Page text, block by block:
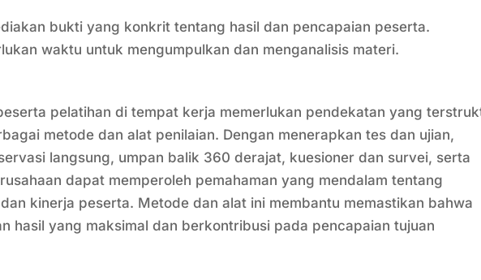
bukti yang konkrit tentang hasil dan pencapaian peserta.
waktu untuk mengumpulkan dan menganalisis materi.
pelatihan di tempat kerja memerlukan pendekatan yang
metode dan alat penilaian. Dengan menerapkan tes dan ujian,
langsung, umpan balik 360 derajat, kuesioner dan survei, serta
dapat memperoleh pemahaman yang mendalam tentang
kinerja peserta. Metode dan alat ini membantu memastikan bahwa
hasil yang maksimal dan berkontribusi pada pencapaian tujuan